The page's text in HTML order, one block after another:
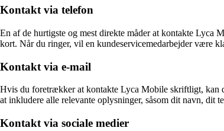
Kontakt via telefon
En af de hurtigste og mest direkte måder at kontakte Lyca
kort. Når du ringer, vil en kundeservicemedarbejder være
Kontakt via e-mail
Hvis du foretrækker at kontakte Lyca Mobile skriftligt, kan
at inkludere alle relevante oplysninger, såsom dit navn, dit
Kontakt via sociale medier